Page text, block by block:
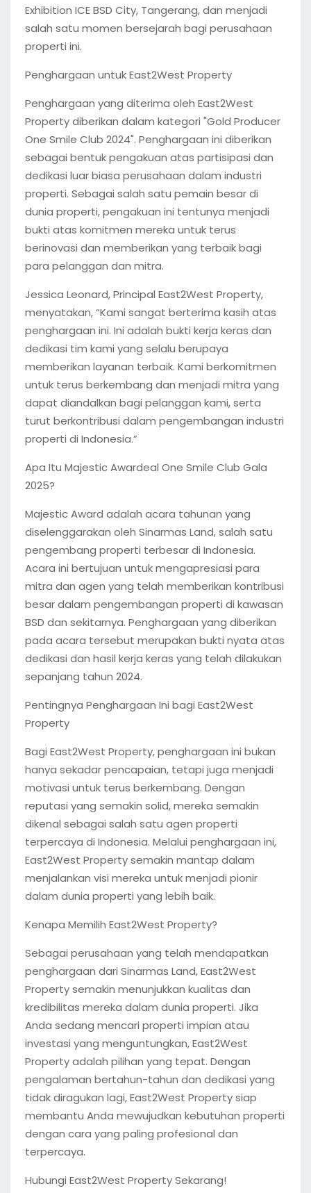
Exhibition ICE BSD City, Tangerang, dan menjadi
salah satu momen bersejarah bagi perusahaan
properti ini.
Penghargaan untuk East2West Property
Penghargaan yang diterima oleh East2West
Property diberikan dalam kategori "Gold Producer
One Smile Club 2024". Penghargaan ini diberikan
sebagai bentuk pengakuan atas partisipasi dan
dedikasi luar biasa perusahaan dalam industri
properti. Sebagai salah satu pemain besar di
dunia properti, pengakuan ini tentunya menjadi
bukti atas komitmen mereka untuk terus
berinovasi dan memberikan yang terbaik bagi
para pelanggan dan mitra.
Jessica Leonard, Principal East2West Property,
menyatakan, “Kami sangat berterima kasih atas
penghargaan ini. Ini adalah bukti kerja keras dan
dedikasi tim kami yang selalu berupaya
memberikan layanan terbaik. Kami berkomitmen
untuk terus berkembang dan menjadi mitra yang
dapat diandalkan bagi pelanggan kami, serta
turut berkontribusi dalam pengembangan industri
properti di Indonesia.”
Apa Itu Majestic Awardeal One Smile Club Gala
2025?
Majestic Award adalah acara tahunan yang
diselenggarakan oleh Sinarmas Land, salah satu
pengembang properti terbesar di Indonesia.
Acara ini bertujuan untuk mengapresiasi para
mitra dan agen yang telah memberikan kontribusi
besar dalam pengembangan properti di kawasan
BSD dan sekitarnya. Penghargaan yang diberikan
pada acara tersebut merupakan bukti nyata atas
dedikasi dan hasil kerja keras yang telah dilakukan
sepanjang tahun 2024.
Pentingnya Penghargaan Ini bagi East2West
Property
Bagi East2West Property, penghargaan ini bukan
hanya sekadar pencapaian, tetapi juga menjadi
motivasi untuk terus berkembang. Dengan
reputasi yang semakin solid, mereka semakin
dikenal sebagai salah satu agen properti
terpercaya di Indonesia. Melalui penghargaan ini,
East2West Property semakin mantap dalam
menjalankan visi mereka untuk menjadi pionir
dalam dunia properti yang lebih baik.
Kenapa Memilih East2West Property?
Sebagai perusahaan yang telah mendapatkan
penghargaan dari Sinarmas Land, East2West
Property semakin menunjukkan kualitas dan
kredibilitas mereka dalam dunia properti. Jika
Anda sedang mencari properti impian atau
investasi yang menguntungkan, East2West
Property adalah pilihan yang tepat. Dengan
pengalaman bertahun-tahun dan dedikasi yang
tidak diragukan lagi, East2West Property siap
membantu Anda mewujudkan kebutuhan properti
dengan cara yang paling profesional dan
terpercaya.
Hubungi East2West Property Sekarang!